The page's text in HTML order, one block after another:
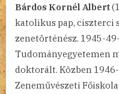
Bárdos Kornél Albert
katolikus pap, ciszterci
zenetörténész. 1945-
Tudományegyetemen
doktorált. Közben
Zeneművészeti